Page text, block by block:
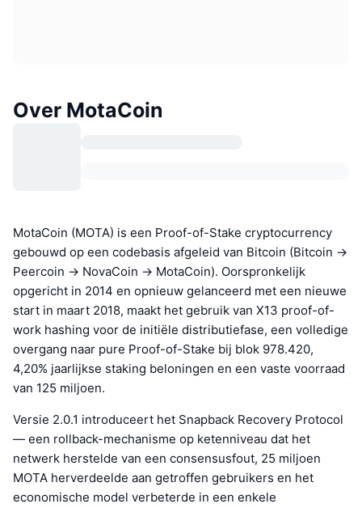
Over MotaCoin
MotaCoin (MOTA) is een Proof-of-Stake cryptocurrency
gebouwd op een codebasis afgeleid van Bitcoin (Bitcoin →
Peercoin → NovaCoin → MotaCoin). Oorspronkelijk
opgericht in 2014 en opnieuw gelanceerd met een nieuwe
start in maart 2018, maakt het gebruik van X13 proof-of-
work hashing voor de initiële distributiefase, een volledige
overgang naar pure Proof-of-Stake bij blok 978.420,
4,20% jaarlijkse staking beloningen en een vaste voorraad
van 125 miljoen.
Versie 2.0.1 introduceert het Snapback Recovery Protocol
— een rollback-mechanisme op ketenniveau dat het
netwerk herstelde van een consensusfout, 25 miljoen
MOTA herverdeelde aan getroffen gebruikers en het
economische model verbeterde in een enkele